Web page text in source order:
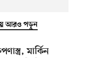
আরও পড়ুন
মার্কিন